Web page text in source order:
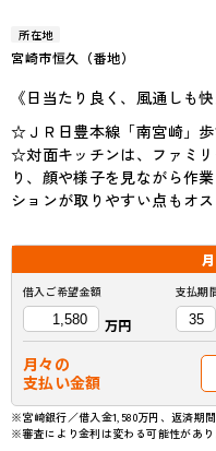
所在地
宮崎市恒久（番地）
《日当たり良く、風通しも快
☆ＪＲ日豊本線「南宮崎」歩
☆対面キッチンは、ファミ
り、顔や様子を見ながら作
ションが取りやすい点もオ
借入ご希望金額
万円
支払期
月々の
支払い金額
※宮崎銀行／借入金1,580万円、返済期
※審査により金利は変わる可能性があり